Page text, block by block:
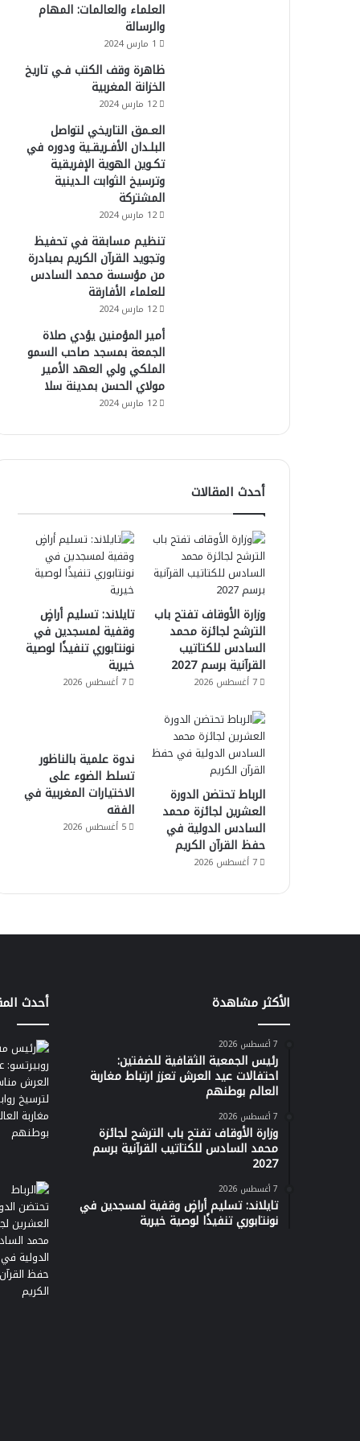
العلماء والعالمات: المهام
والرسالة
1 مارس 2024
ظاهرة وقف الكتب فـي تاريخ
الخزانة المغربية
12 مارس 2024
العـمق التاريخي لتواصل
البلـدان الأفـريقـية ودوره في
تكـوين الهوية الإفريقية
وترسيخ الثوابت الـدينية
المشتركة
12 مارس 2024
تنظيم مسابقة في تحفيظ
وتجويد القرآن الكريم بمبادرة
من مؤسسة محمد السادس
للعلماء الأفارقة
12 مارس 2024
أمير المؤمنين يؤدي صلاة
الجمعة بمسجد صاحب السمو
الملكي ولي العهد الأمير
مولاي الحسن بمدينة سلا
12 مارس 2024
أحدث المقالات
وزارة الأوقاف تفتح باب
الترشح لجائزة محمد
السادس للكتاتيب
القرآنية برسم 2027
7 أغسطس 2026
تايلاند: تسليم أراضٍ
وقفية لمسجدين في
نونتابوري تنفيذًا لوصية
خيرية
7 أغسطس 2026
الرباط تحتضن الدورة
العشرين لجائزة محمد
السادس الدولية في
حفظ القرآن الكريم
7 أغسطس 2026
ندوة علمية بالناظور
تسلط الضوء على
الاختيارات المغربية في
الفقه
5 أغسطس 2026
الأكثر مشاهدة
7 أغسطس 2026
رئيس الجمعية الثقافية للضفتين:
احتفالات عيد العرش تعزز ارتباط مغاربة
العالم بوطنهم
7 أغسطس 2026
وزارة الأوقاف تفتح باب الترشح لجائزة
محمد السادس للكتاتيب القرآنية برسم
2027
7 أغسطس 2026
تايلاند: تسليم أراضٍ وقفية لمسجدين في
نونتابوري تنفيذًا لوصية خيرية
أحدث